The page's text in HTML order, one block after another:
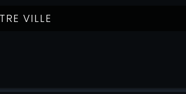
ZERO 33CL